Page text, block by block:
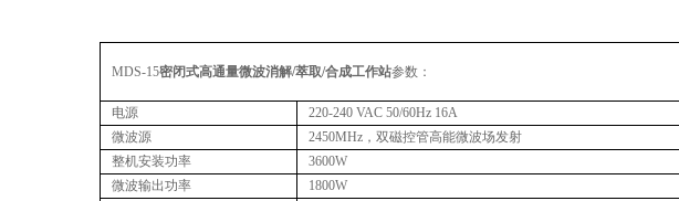
MDS-15密闭式高通量微波消解/萃取/合成工作站参数：
电源 220-240 VAC 50/60Hz 16A
微波源
2450MHz，双磁控管高能微波场发射
整机安装功率
3600W
微波输出功率
1800W